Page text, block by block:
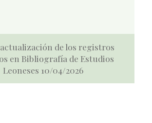
de los registros
en Bibliografía de Estudios
Leoneses 10/04/2026